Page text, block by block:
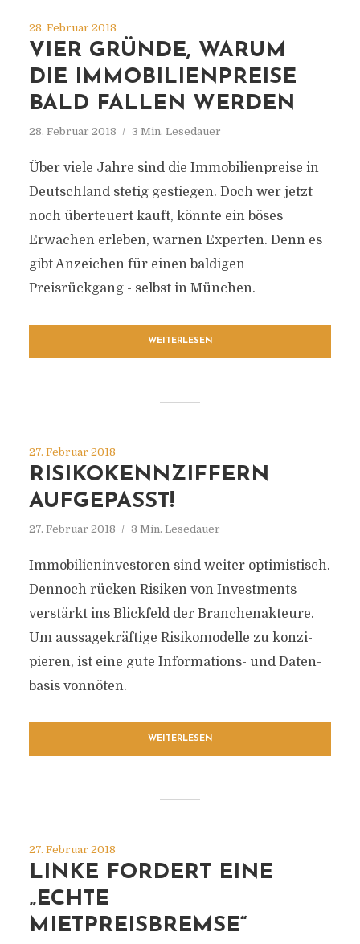
28. Februar 2018
VIER GRÜNDE, WARUM
DIE IMMOBILIENPREISE
BALD FALLEN WERDEN
28. Februar 2018 3 Min. Lesedauer
Über viele Jahre sind die Immobilienpreise in
Deutschland stetig gestiegen. Doch wer jetzt
noch überteuert kauft, könnte ein böses
Erwachen erleben, warnen Experten. Denn es
gibt Anzeichen für einen baldigen
Preisrückgang - selbst in München.
WEITERLESEN
27. Februar 2018
RISIKOKENNZIFFERN
AUFGEPASST!
27. Februar 2018 3 Min. Lesedauer
Immobilieninvestoren sind weiter optimistisch.
Dennoch rücken Risiken von Investments
verstärkt ins Blickfeld der Branchenakteure.
Um aussagekräftige Risiko­mo­del­le zu kon­zi­
pie­ren, ist eine gute Informations- und Daten­
ba­sis vonnöten.
WEITERLESEN
27. Februar 2018
LINKE FORDERT EINE
„ECHTE
MIETPREISBREMSE“